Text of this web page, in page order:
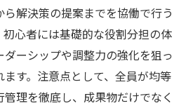
解決策の提案までを協働で行う
心者には基礎的な役割分担の体
ーシップや調整力の強化を狙っ
す。注意点として、全員が均等
理を徹底し、成果物だけでなく